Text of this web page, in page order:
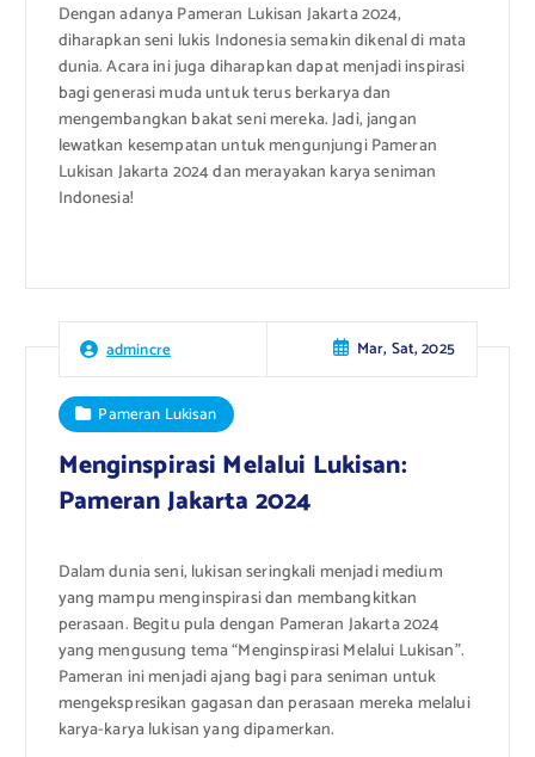
Dengan adanya Pameran Lukisan Jakarta 2024,
diharapkan seni lukis Indonesia semakin dikenal di mata
dunia. Acara ini juga diharapkan dapat menjadi inspirasi
bagi generasi muda untuk terus berkarya dan
mengembangkan bakat seni mereka. Jadi, jangan
lewatkan kesempatan untuk mengunjungi Pameran
Lukisan Jakarta 2024 dan merayakan karya seniman
Indonesia!
admincre Mar, Sat, 2025
Pameran Lukisan
Menginspirasi Melalui Lukisan:
Pameran Jakarta 2024
Dalam dunia seni, lukisan seringkali menjadi medium
yang mampu menginspirasi dan membangkitkan
perasaan. Begitu pula dengan Pameran Jakarta 2024
yang mengusung tema “Menginspirasi Melalui Lukisan”.
Pameran ini menjadi ajang bagi para seniman untuk
mengekspresikan gagasan dan perasaan mereka melalui
karya-karya lukisan yang dipamerkan.